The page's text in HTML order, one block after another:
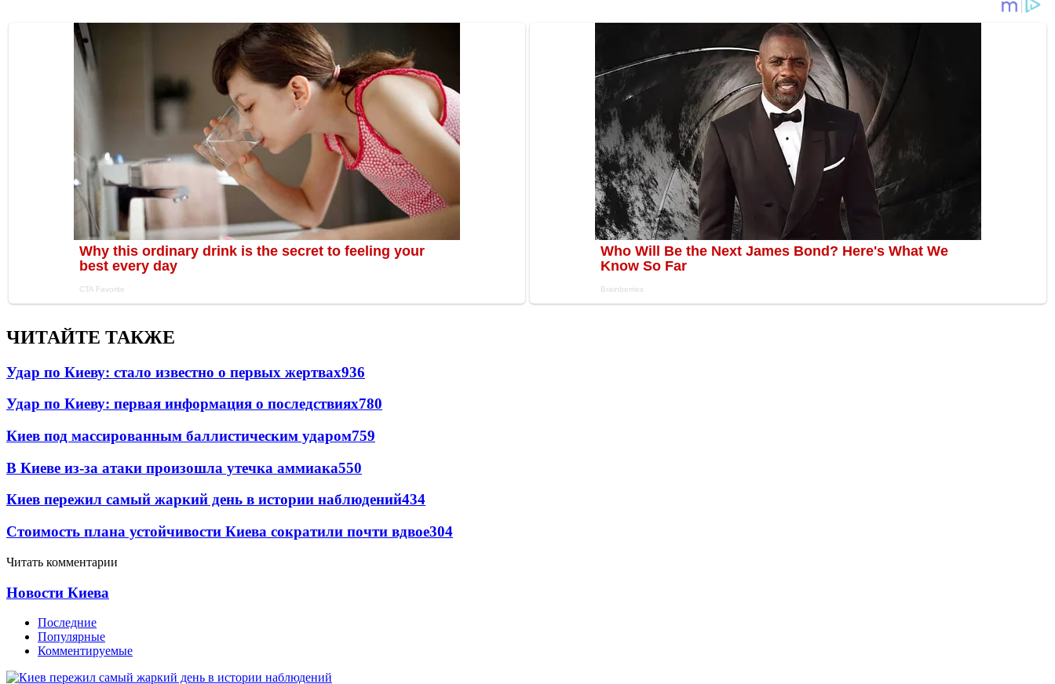
ЧИТАЙТЕ ТАКЖЕ
Удар по Киеву: стало известно о первых жертвах936
Удар по Киеву: первая информация о последствиях780
Киев под массированным баллистическим ударом759
В Киеве из-за атаки произошла утечка аммиака550
Киев пережил самый жаркий день в истории наблюдений434
Стоимость плана устойчивости Киева сократили почти вдвое304
Читать комментарии
Новости Киева
Последние
Популярные
Комментируемые